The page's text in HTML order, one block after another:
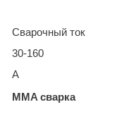
Сварочный ток
30-160
А
MMA сварка